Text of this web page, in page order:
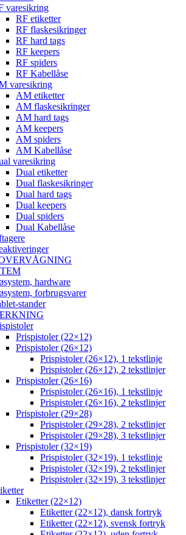
varesikring
RF etiketter
RF flaskesikringer
RF hard tags
RF keepers
RF spiders
RF Kabellåse
varesikring
AM etiketter
AM flaskesikringer
AM hard tags
AM keepers
AM spiders
AM Kabellåse
varesikring
Dual etiketter
Dual flaskesikringer
Dual hard tags
Dual keepers
Dual spiders
Dual Kabellåse
hardware
forbrugsvarer
stander
Prispistoler (22×12)
Prispistoler (26×12)
Prispistoler (26×12), 1 tekstlinje
Prispistoler (26×12), 2 tekstlinjer
Prispistoler (26×16)
Prispistoler (26×16), 1 tekstlinje
Prispistoler (26×16), 2 tekstlinjer
Prispistoler (29×28)
Prispistoler (29×28), 2 tekstlinjer
Prispistoler (29×28), 3 tekstlinjer
Prispistoler (32×19)
Prispistoler (32×19), 1 tekstlinje
Prispistoler (32×19), 2 tekstlinjer
Prispistoler (32×19), 3 tekstlinjer
Etiketter (22×12)
Etiketter (22×12), dansk fortryk
Etiketter (22×12), svensk fortryk